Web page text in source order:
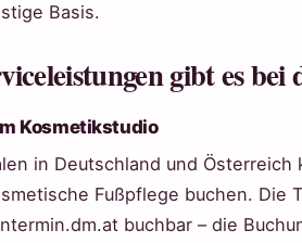
Basis.
gibt es bei
Kosmetikstudio
in Deutschland und Österreich
Fußpflege buchen. Die
buchbar – die